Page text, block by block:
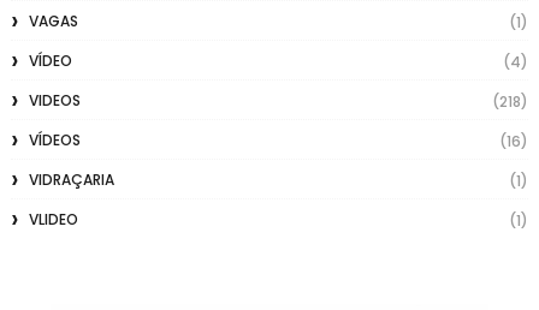
VAGAS
(1)
VÍDEO
(4)
VIDEOS
(218)
VÍDEOS
(16)
VIDRAÇARIA
(1)
VLIDEO
(1)